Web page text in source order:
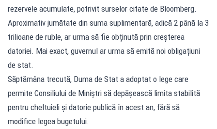
rezervele acumulate, potrivit surselor citate de Bloomberg.
Aproximativ jumătate din suma suplimentară, adică 2 până la 3
trilioane de ruble, ar urma să fie obținută prin creșterea
datoriei. Mai exact, guvernul ar urma să emită noi obligațiuni
de stat.
Săptămâna trecută, Duma de Stat a adoptat o lege care
permite Consiliului de Miniștri să depășească limita stabilită
pentru cheltuieli și datorie publică în acest an, fără să
modifice legea bugetului.